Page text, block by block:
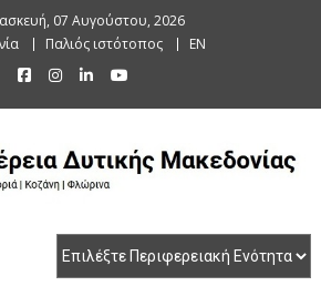
07 Αυγούστου, 2026
Παλιός ιστότοπος EN